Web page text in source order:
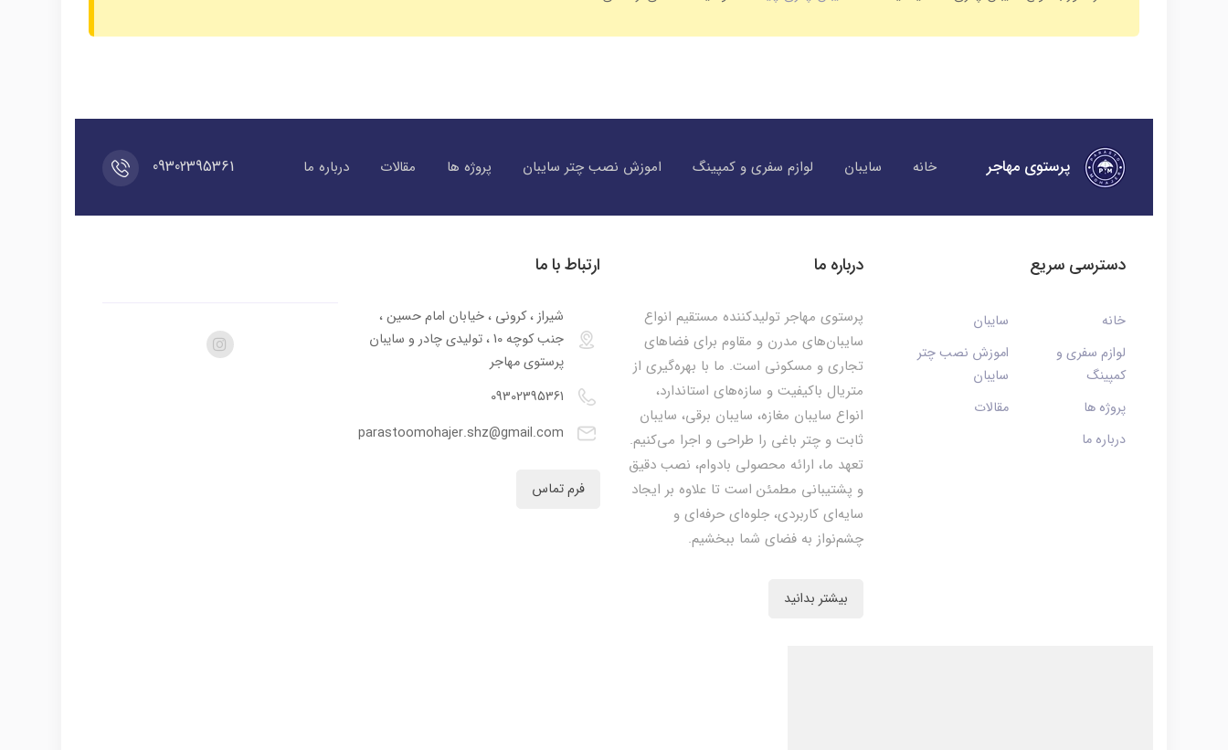
پرستوی مهاجر خانه سایبان لوازم سفری و کمپینگ اموزش نصب چتر سایبان پروژه ها مقالات درباره ما 09302395361
دسترسی سریع
خانه
سایبان
لوازم سفری و
کمپینگ
اموزش نصب چتر
سایبان
پروژه ها
مقالات
درباره ما
درباره ما
پرستوی مهاجر تولیدکننده مستقیم انواع
سایبان‌های مدرن و مقاوم برای فضاهای
تجاری و مسکونی است. ما با بهره‌گیری از
متریال باکیفیت و سازه‌های استاندارد،
انواع سایبان مغازه، سایبان برقی، سایبان
ثابت و چتر باغی را طراحی و اجرا می‌کنیم.
تعهد ما، ارائه محصولی بادوام، نصب دقیق
و پشتیبانی مطمئن است تا علاوه بر ایجاد
سایه‌ای کاربردی، جلوه‌ای حرفه‌ای و
چشم‌نواز به فضای شما ببخشیم.
بیشتر بدانید
ارتباط با ما
شیراز ، کرونی ، خیابان امام حسین ،
جنب کوچه 10 ، تولیدی چادر و سایبان
پرستوی مهاجر
09302395361
parastoomohajer.shz@gmail.com
فرم تماس